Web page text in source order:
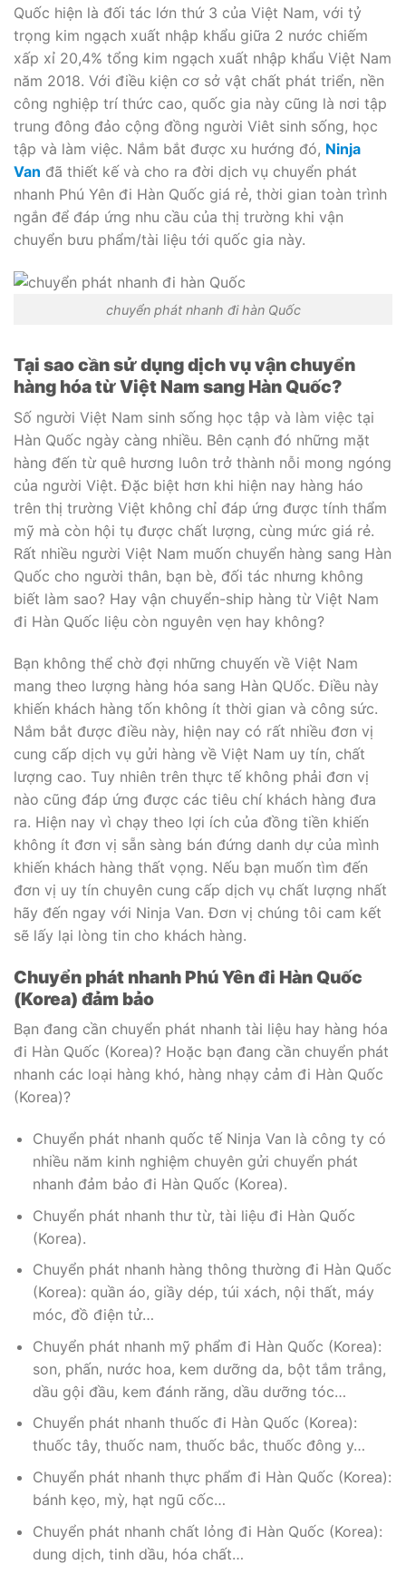
Quốc hiện là đối tác lớn thứ 3 của Việt Nam, với tỷ
trọng kim ngạch xuất nhập khẩu giữa 2 nước chiếm
xấp xỉ 20,4% tổng kim ngạch xuất nhập khẩu Việt Nam
năm 2018. Với điều kiện cơ sở vật chất phát triển, nền
công nghiệp trí thức cao, quốc gia này cũng là nơi tập
trung đông đảo cộng đồng người Viêt sinh sống, học
tập và làm việc. Nắm bắt được xu hướng đó, Ninja
Van đã thiết kế và cho ra đời dịch vụ chuyển phát
nhanh Phú Yên đi Hàn Quốc giá rẻ, thời gian toàn trình
ngắn để đáp ứng nhu cầu của thị trường khi vận
chuyển bưu phẩm/tài liệu tới quốc gia này.
chuyển phát nhanh đi hàn Quốc
Tại sao cần sử dụng dịch vụ vận chuyển
hàng hóa từ Việt Nam sang Hàn Quốc?
Số người Việt Nam sinh sống học tập và làm việc tại
Hàn Quốc ngày càng nhiều. Bên cạnh đó những mặt
hàng đến từ quê hương luôn trở thành nỗi mong ngóng
của người Việt. Đặc biệt hơn khi hiện nay hàng háo
trên thị trường Việt không chỉ đáp ứng được tính thẩm
mỹ mà còn hội tụ được chất lượng, cùng mức giá rẻ.
Rất nhiều người Việt Nam muốn chuyển hàng sang Hàn
Quốc cho người thân, bạn bè, đối tác nhưng không
biết làm sao? Hay vận chuyển-ship hàng từ Việt Nam
đi Hàn Quốc liệu còn nguyên vẹn hay không?
Bạn không thể chờ đợi những chuyến về Việt Nam
mang theo lượng hàng hóa sang Hàn QUốc. Điều này
khiến khách hàng tốn không ít thời gian và công sức.
Nắm bắt được điều này, hiện nay có rất nhiều đơn vị
cung cấp dịch vụ gửi hàng về Việt Nam uy tín, chất
lượng cao. Tuy nhiên trên thực tế không phải đơn vị
nào cũng đáp ứng được các tiêu chí khách hàng đưa
ra. Hiện nay vì chạy theo lợi ích của đồng tiền khiến
không ít đơn vị sẵn sàng bán đứng danh dự của mình
khiến khách hàng thất vọng. Nếu bạn muốn tìm đến
đơn vị uy tín chuyên cung cấp dịch vụ chất lượng nhất
hãy đến ngay với Ninja Van. Đơn vị chúng tôi cam kết
sẽ lấy lại lòng tin cho khách hàng.
Chuyển phát nhanh Phú Yên đi Hàn Quốc
(Korea) đảm bảo
Bạn đang cần chuyển phát nhanh tài liệu hay hàng hóa
đi Hàn Quốc (Korea)? Hoặc bạn đang cần chuyển phát
nhanh các loại hàng khó, hàng nhạy cảm đi Hàn Quốc
(Korea)?
Chuyển phát nhanh quốc tế Ninja Van là công ty có
nhiều năm kinh nghiệm chuyên gửi chuyển phát
nhanh đảm bảo đi Hàn Quốc (Korea).
Chuyển phát nhanh thư từ, tài liệu đi Hàn Quốc
(Korea).
Chuyển phát nhanh hàng thông thường đi Hàn Quốc
(Korea): quần áo, giầy dép, túi xách, nội thất, máy
móc, đồ điện tử…
Chuyển phát nhanh mỹ phẩm đi Hàn Quốc (Korea):
son, phấn, nước hoa, kem dưỡng da, bột tắm trắng,
dầu gội đầu, kem đánh răng, dầu dưỡng tóc…
Chuyển phát nhanh thuốc đi Hàn Quốc (Korea):
thuốc tây, thuốc nam, thuốc bắc, thuốc đông y…
Chuyển phát nhanh thực phẩm đi Hàn Quốc (Korea):
bánh kẹo, mỳ, hạt ngũ cốc…
Chuyển phát nhanh chất lỏng đi Hàn Quốc (Korea):
dung dịch, tinh dầu, hóa chất…